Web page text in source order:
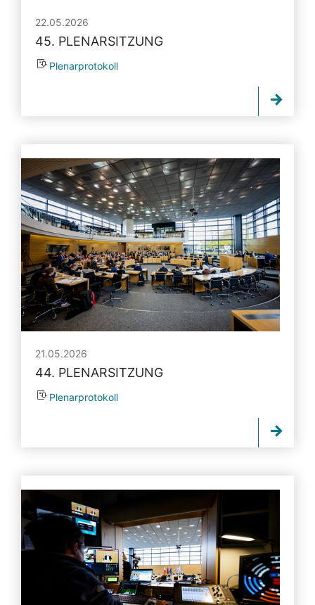
22.05.2026
45. PLENARSITZUNG
Plenarprotokoll
21.05.2026
44. PLENARSITZUNG
Plenarprotokoll